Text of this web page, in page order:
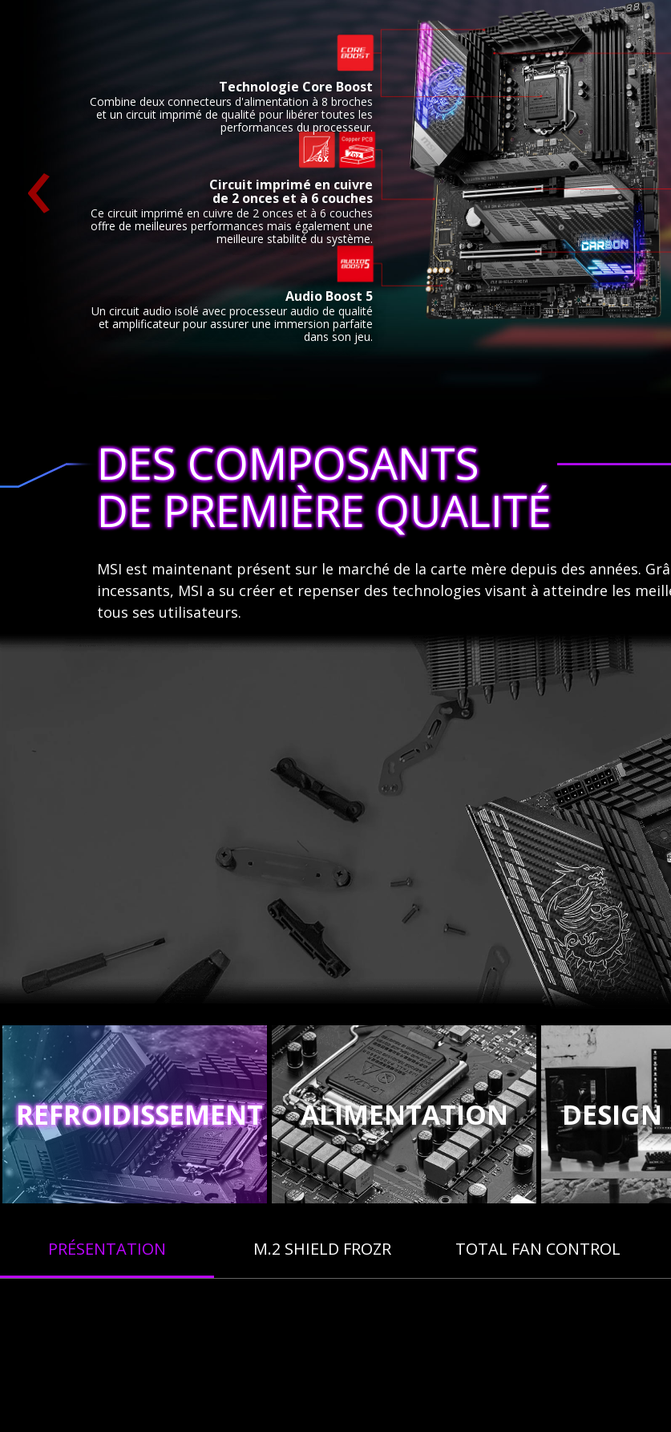
Technologie Core Boost
Combine deux connecteurs d'alimentation à 8 broches
et un circuit imprimé de qualité pour libérer toutes les
performances du processeur.
Circuit imprimé en cuivre
de 2 onces et à 6 couches
Ce circuit imprimé en cuivre de 2 onces et à 6 couches
offre de meilleures performances mais également une
meilleure stabilité du système.
Audio Boost 5
Un circuit audio isolé avec processeur audio de qualité
et amplificateur pour assurer une immersion parfaite
dans son jeu.
‹
DES COMPOSANTS
DE PREMIÈRE QUALITÉ
MSI est maintenant présent sur le marché de la carte mère depuis des années.
incessants, MSI a su créer et repenser des technologies visant à atteindre les
tous ses utilisateurs.
REFROIDISSEMENT ALIMENTATION
PRÉSENTATION M.2 SHIELD FROZR TOTAL FAN CONTROL